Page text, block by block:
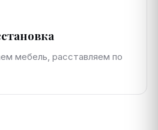
мебель, расставляем по